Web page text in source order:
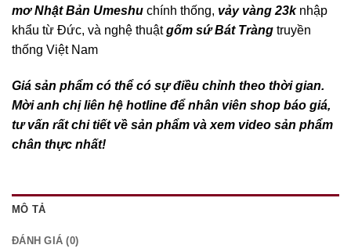
mơ Nhật Bản Umeshu chính thống, vảy vàng 23knhập
khẩu từ Đức, và nghệ thuậtgốm sứ Bát Tràng truyền
thống Việt Nam
Giá sản phẩm có thể có sự điều chỉnh theo thời gian.
Mời anh chị liên hệ hotline để nhân viên shop báo giá,
tư vấn rất chi tiết về sản phẩm và xem video sản phẩm
chân thực nhất!
MÔ TẢ
ĐÁNH GIÁ (0)